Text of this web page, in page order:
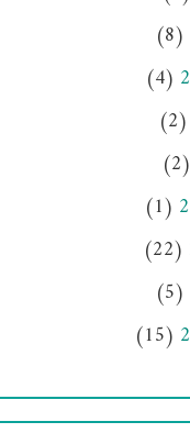
(8)
(4)
(2)
(2)
(1)
(22)
(5)
(15)